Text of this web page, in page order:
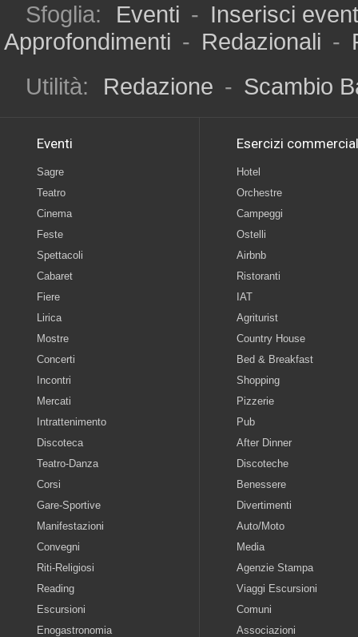
Sfoglia: Eventi - Inserisci
Approfondimenti - Redazionali -
Utilità:
Redazione - Scambio
Eventi
Sagre
Teatro
Cinema
Feste
Spettacoli
Cabaret
Fiere
Lirica
Mostre
Concerti
Incontri
Mercati
Intrattenimento
Discoteca
Teatro-Danza
Corsi
Gare-Sportive
Manifestazioni
Convegni
Riti-Religiosi
Reading
Escursioni
Enogastronomia
Esercizi
Hotel
Orchestre
Campeggi
Ostelli
Airbnb
Ristoranti
IAT
Agriturist
Country House
Bed & Breakfast
Shopping
Pizzerie
Pub
After Dinner
Discoteche
Benessere
Divertimenti
Auto/Moto
Media
Agenzie Stampa
Viaggi Escursioni
Comuni
Associazioni